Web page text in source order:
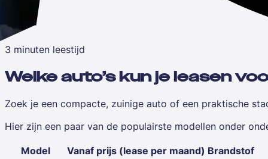
3 minuten leestijd
Welke auto’s kun je leasen
Zoek je een compacte, zuinige auto of een praktische
Hier zijn een paar van de populairste modellen onder
Model
Vanaf prijs (lease per maand) Brandstof